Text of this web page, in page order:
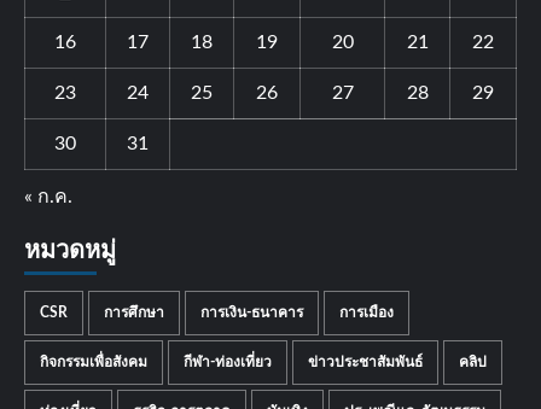
16 17 18 19 20 21 22
23 24 25 26 27 28 29
30 31
« ก.ค.
หมวดหมู่
CSR การศึกษา การเงิน-ธนาคาร การเมือง
กิจกรรมเพื่อสังคม กีฬา-ท่องเที่ยว ข่าวประชาสัมพันธ์ คลิป